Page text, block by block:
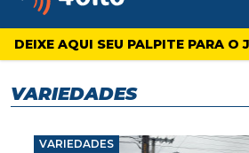
4oito
DEIXE AQUI SEU PALPITE PARA O
VARIEDADES
VARIEDADES